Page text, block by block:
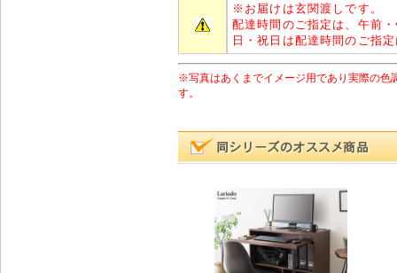
※ お届けは玄関渡しです。
配達時間のご指定は、午前
日・祝日は配達時間のご指
※写真はあくまでイメージ用であり実際の色
す。